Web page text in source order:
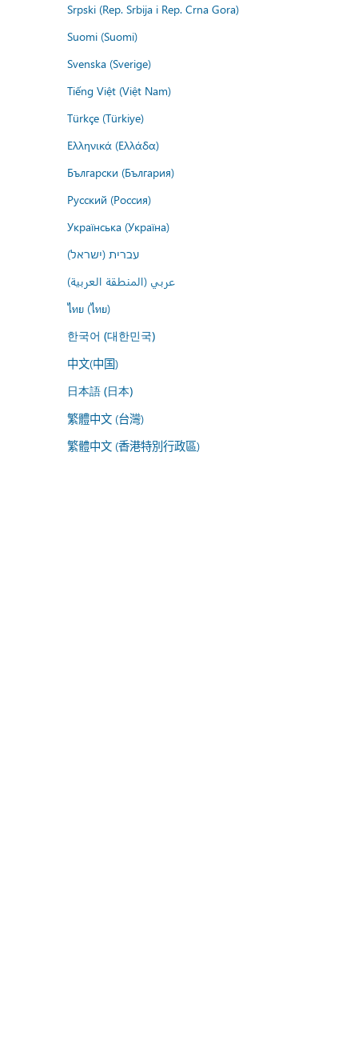
Srpski (Rep. Srbija i Rep. Crna Gora)
Suomi (Suomi)
Svenska (Sverige)
Tiếng Việt (Việt Nam)
Türkçe (Türkiye)
Ελληνικά (Ελλάδα)
Български (България)
Русский (Россия)
Українська (Україна)
עברית (ישראל)
عربي (المنطقة العربية)
ไทย (ไทย)
한국어 (대한민국)
中文(中国)
日本語 (日本)
繁體中文 (台灣)
繁體中文 (香港特別行政區)